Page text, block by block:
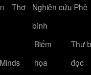
Thơ
Nghiên cứu Phê
bình
Biếm
họa
Thư
đọc